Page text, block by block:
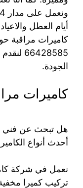
أيام العطل
كاميرات مراقبة
الجودة.
كاميرات
هل تبحث عن فني
أحدث أنواع
نعمل في شركة
تركيب كميرا